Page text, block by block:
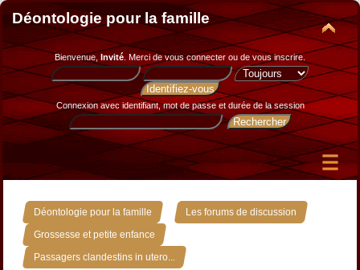
Déontologie pour la famille
Bienvenue, Invité. Merci devous connecter ou de vous inscrire.
Connexion avec identifiant, mot de passe et durée de la session
Déontologie pour la famille » Les forums de discussion »
Grossesse et petite enfance »
Passagers clandestins in utero...